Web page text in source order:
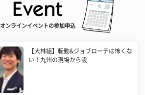
オンラインイベントの参加申込
【大林組】転勤&ジョブローテは怖くな
い！九州の現場から設